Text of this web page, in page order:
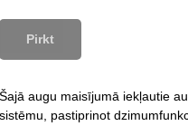
Pirkt
Šajā augu maisījumā iekļautie
sistēmu, pastiprinot